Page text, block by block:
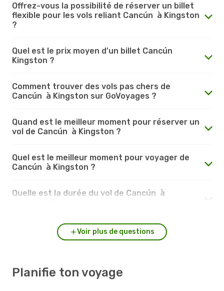
Offrez-vous la possibilité de réserver un billet
flexible pour les vols reliant Cancún à Kingston
?
Quel est le prix moyen d'un billet Cancún
Kingston ?
Comment trouver des vols pas chers de
Cancún à Kingston sur GoVoyages ?
Quand est le meilleur moment pour réserver un
vol de Cancún à Kingston ?
Quel est le meilleur moment pour voyager de
Cancún à Kingston ?
Quelle est la durée du vol de Cancún à
Voir plus de questions
Planifie ton voyage